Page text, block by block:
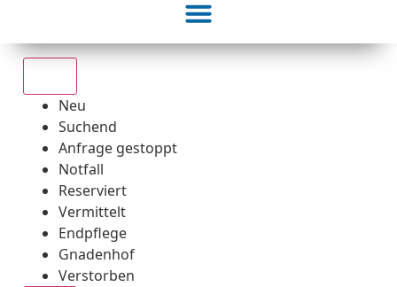
Neu
Suchend
Anfrage gestoppt
Notfall
Reserviert
Vermittelt
Endpflege
Gnadenhof
Verstorben